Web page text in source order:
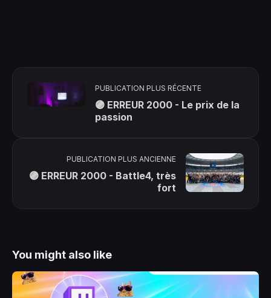
PUBLICATION PLUS RÉCENTE
🟣 ERREUR 2000 - Le prix de la
passion
PUBLICATION PLUS ANCIENNE
🟣 ERREUR 2000 - Battle4, très
fort
You might also like